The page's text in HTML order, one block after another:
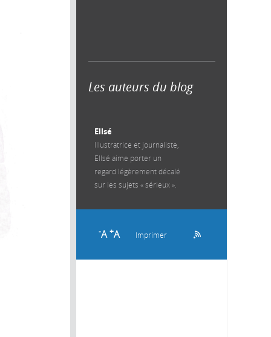
Les auteurs du blog
Ellsé
Illustratrice et journaliste,
Ellsé aime porter un
regard légèrement décalé
sur les sujets « sérieux ».
-A +A Imprimer